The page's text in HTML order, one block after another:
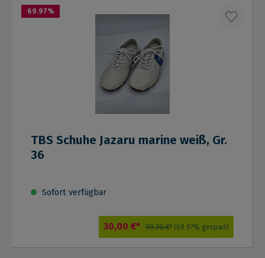
69.97%
TBS Schuhe Jazaru marine weiß, Gr.
36
Sofort verfügbar
30,00 €* 99,90 €* (69.97% gespart)